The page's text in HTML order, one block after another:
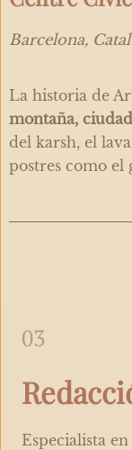
Barcelona,
La historia de
montaña,
del karsh, el
postres como el
03
Especialista en